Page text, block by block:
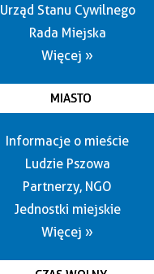
Urząd Stanu Cywilnego
Rada Miejska
Więcej »
MIASTO
Informacje o mieście
Ludzie Pszowa
Partnerzy, NGO
Jednostki miejskie
Więcej »